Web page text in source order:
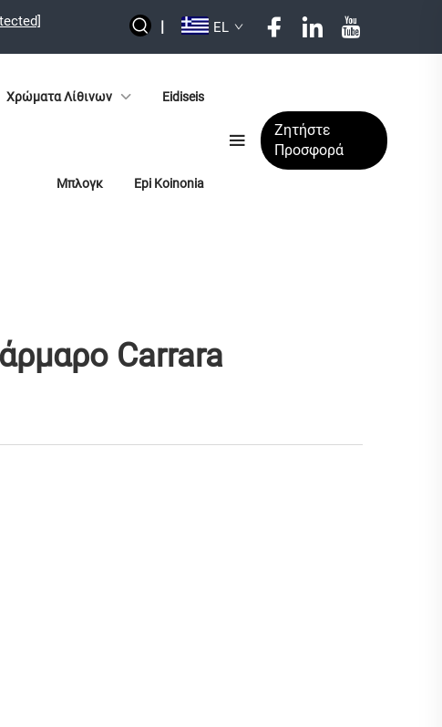
| EL
Χρώματα Λίθινων Eidiseis
Μπλογκ Epi Koinonia
Ζητήστε
Προσφορά
Carrara